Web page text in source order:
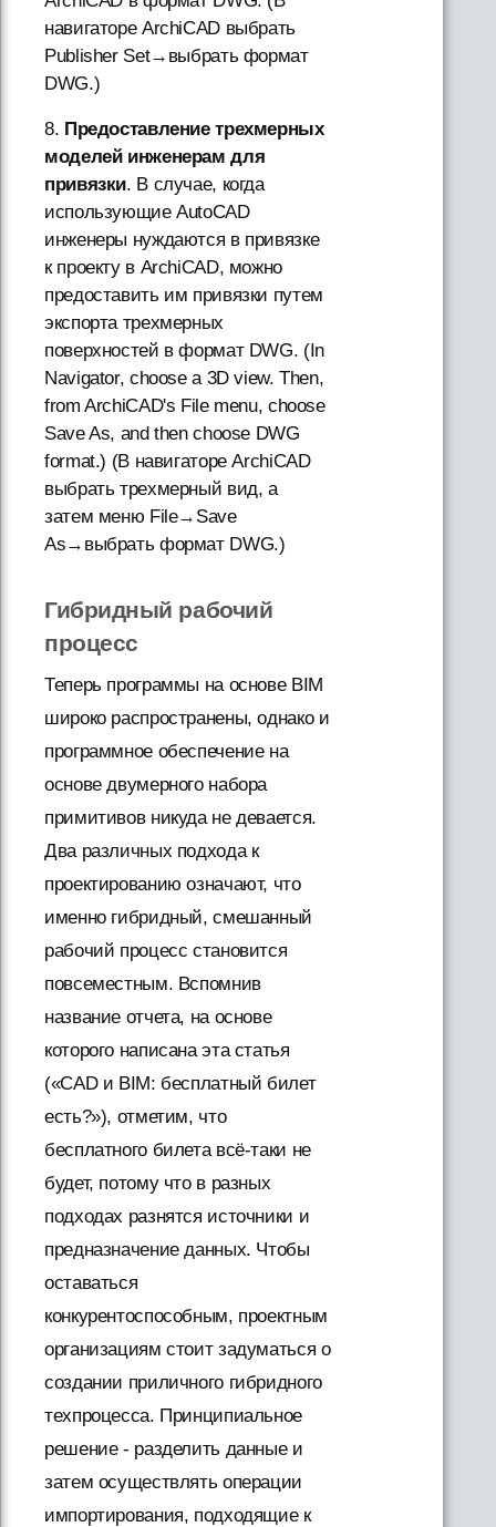
навигаторе ArchiCAD выбрать
Publisher Set→выбрать формат
DWG.)
8. Предоставление трехмерных
моделей инженерам для
привязки. В случае, когда
использующие AutoCAD
инженеры нуждаются в привязке
к проекту в ArchiCAD, можно
предоставить им привязки путем
экспорта трехмерных
поверхностей в формат DWG. (In
Navigator, choose a 3D view. Then,
from ArchiCAD's File menu, choose
Save As, and then choose DWG
format.) (В навигаторе ArchiCAD
выбрать трехмерный вид, а
затем меню File→Save
As→выбрать формат DWG.)
Гибридный рабочий
процесс
Теперь программы на основе BIM
широко распространены, однако и
программное обеспечение на
основе двумерного набора
примитивов никуда не девается.
Два различных подхода к
проектированию означают, что
именно гибридный, смешанный
рабочий процесс становится
повсеместным. Вспомнив
название отчета, на основе
которого написана эта статья
(«CAD и BIM: бесплатный билет
есть?»), отметим, что
бесплатного билета всё-таки не
будет, потому что в разных
подходах разнятся источники и
предназначение данных. Чтобы
оставаться
конкурентоспособным, проектным
организациям стоит задуматься о
создании приличного гибридного
техпроцесса. Принципиальное
решение - разделить данные и
затем осуществлять операции
импортирования, подходящие к